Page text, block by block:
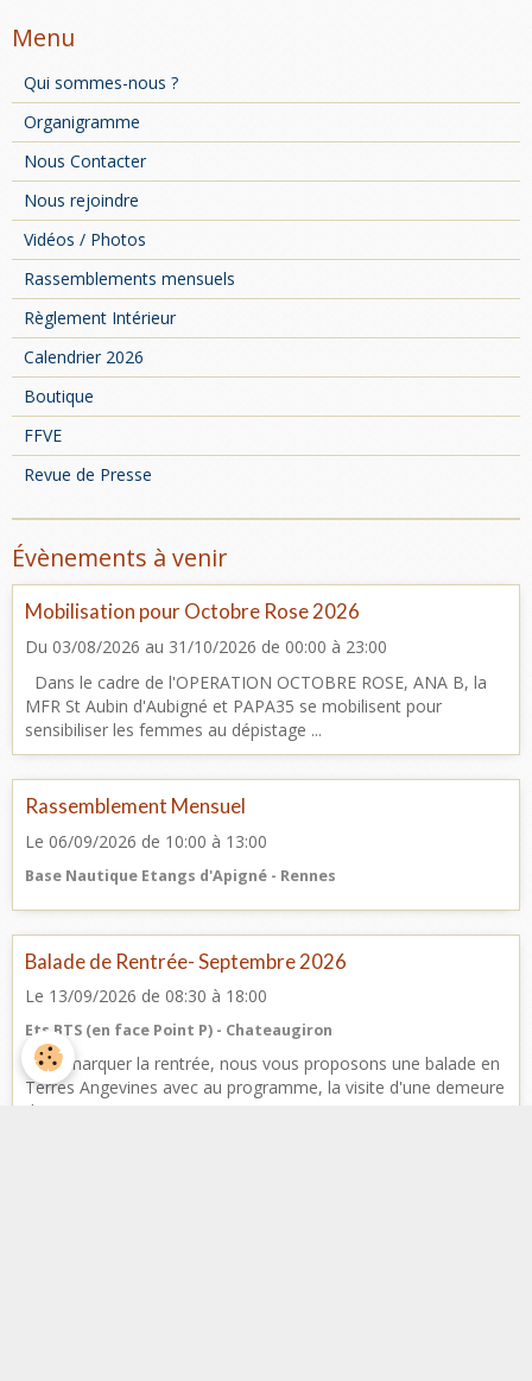
Menu
Qui sommes-nous ?
Organigramme
Nous Contacter
Nous rejoindre
Vidéos / Photos
Rassemblements mensuels
Règlement Intérieur
Calendrier 2026
Boutique
FFVE
Revue de Presse
Évènements à venir
Mobilisation pour Octobre Rose 2026
Du 03/08/2026 au 31/10/2026 de 00:00 à 23:00
Dans le cadre de l'OPERATION OCTOBRE ROSE, ANA B, la
MFR St Aubin d'Aubigné et PAPA35 se mobilisent pour
sensibiliser les femmes au dépistage ...
Rassemblement Mensuel
Le 06/09/2026 de 10:00 à 13:00
Base Nautique Etangs d'Apigné - Rennes
Balade de Rentrée- Septembre 2026
Le 13/09/2026 de 08:30 à 18:00
Ets BTS (en face Point P) - Chateaugiron
Pour marquer la rentrée, nous vous proposons une balade en
Terres Angevines avec au programme, la visite d'une demeure
de Prestige Programme ...